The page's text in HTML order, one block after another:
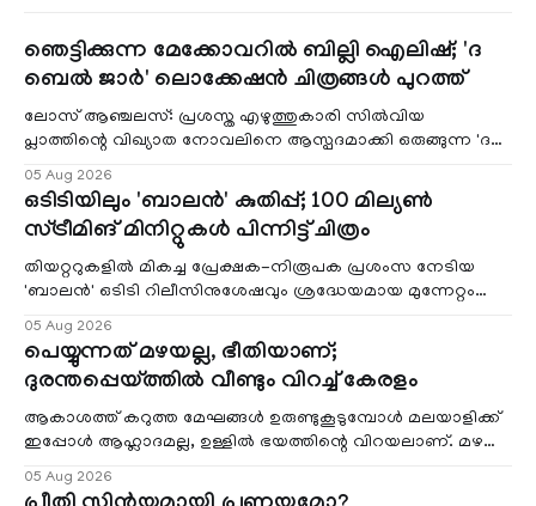
ഞെട്ടിക്കുന്ന മേക്കോവറിൽ ബില്ലി ഐലിഷ്; 'ദ
ബെൽ ജാർ' ലൊക്കേഷൻ ചിത്രങ്ങൾ പുറത്ത്
ലോസ് ആഞ്ചലസ്: പ്രശസ്ത എഴുത്തുകാരി സിൽവിയ
പ്ലാത്തിന്റെ വിഖ്യാത നോവലിനെ ആസ്പദമാക്കി ഒരുങ്ങുന്ന 'ദ
ബെൽ ജാർ' എന്ന ചിത്രത്തി
05 Aug 2026
ഒടിടിയിലും 'ബാലൻ' കുതിപ്പ്; 100 മില്യൺ
സ്ട്രീമിങ് മിനിറ്റുകൾ പിന്നിട്ട് ചിത്രം
തിയറ്ററുകളിൽ മികച്ച പ്രേക്ഷക-നിരൂപക പ്രശംസ നേടിയ
'ബാലൻ' ഒടിടി റിലീസിനുശേഷവും ശ്രദ്ധേയമായ മുന്നേറ്റം
തുടരുന്നു. സീ5-ൽ
05 Aug 2026
പെയ്യുന്നത് മഴയല്ല, ഭീതിയാണ്;
ദുരന്തപ്പെയ്ത്തിൽ വീണ്ടും വിറച്ച് കേരളം
ആകാശത്ത് കറുത്ത മേഘങ്ങൾ ഉരുണ്ടുകൂടുമ്പോൾ മലയാളിക്ക്
ഇപ്പോൾ ആഹ്ലാദമല്ല, ഉള്ളിൽ ഭയത്തിന്റെ വിറയലാണ്. മഴ
ഒരുകാലത്ത് സമൃദ്ധിയുടെയും പ്
05 Aug 2026